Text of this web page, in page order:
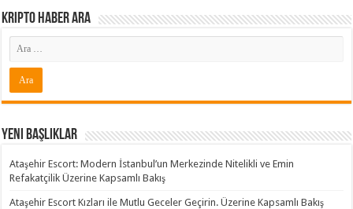
Kripto Haber ARA
Yeni Başlıklar
Ataşehir Escort: Modern İstanbul’un Merkezinde Nitelikli ve Emin
Refakatçilik Üzerine Kapsamlı Bakış
Ataşehir Escort Kızları ile Mutlu Geceler Geçirin. Üzerine Kapsamlı Bakış